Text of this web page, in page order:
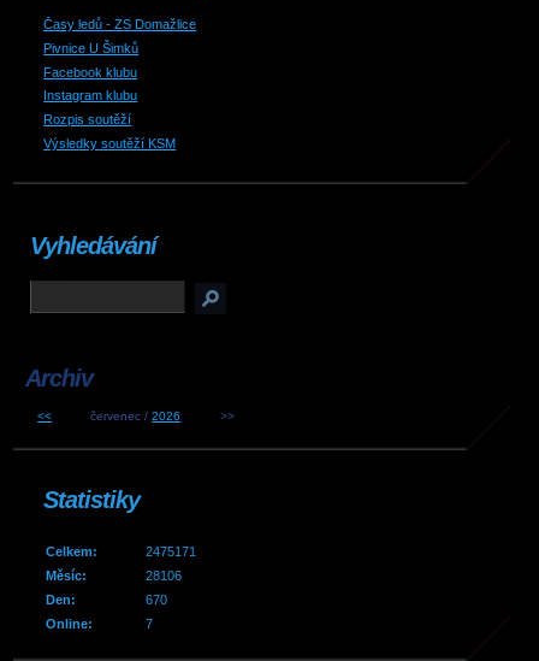
Časy ledů - ZS Domažlice
Pivnice U Šimků
Facebook klubu
Instagram klubu
Rozpis soutěží
Výsledky soutěží KSM
Vyhledávání
Archiv
<< červenec /2026 >>
Statistiky
Online: 7
Celkem:
2475171
Měsíc:
28106
Den:
670